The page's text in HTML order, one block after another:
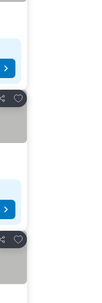
Paylaş
Favorilerime ekle
Paylaş
Favorilerime ekle